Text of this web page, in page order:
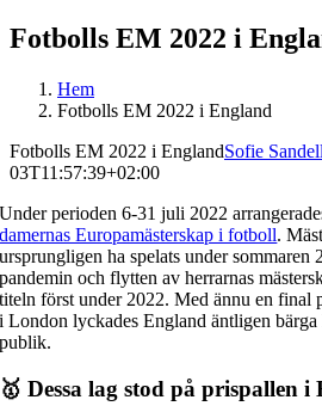
Fotbolls EM 2022 i
Hem
Fotbolls EM 2022 i England
Fotbolls EM 2022 i EnglandSofie Sandell
03T11:57:39+02:00
Under perioden 6-31 juli 2022
damernas Europamästerskap i fotboll.
ursprungligen ha spelats under sommaren
pandemin och flytten av herrarnas
titeln först under 2022. Med ännu en final
i London lyckades England äntligen
publik.
🥇 Dessa lag stod på prispallen i